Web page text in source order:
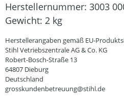
Herstellernummer: 3003
Gewicht: 2 kg
Herstellerangaben gemäß EU-
Stihl Vetriebszentrale AG & Co. KG
Robert-Bosch-Straße 13
64807 Dieburg
Deutschland
grosskundenbetreuung@stihl.de